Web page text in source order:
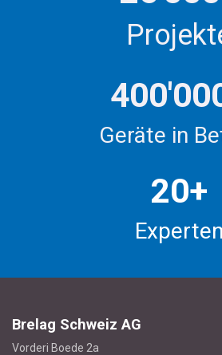
Geräte in
20+
Experten
Brelag Schweiz AG
Vorderi Boede 2a